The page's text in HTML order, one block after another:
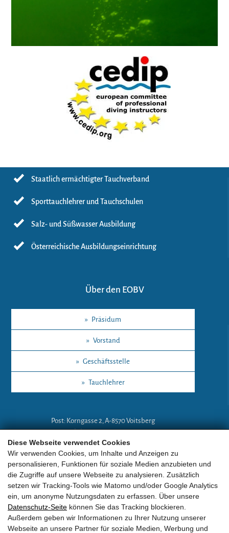
Diese Webseite verwendet Cookies
Wir verwenden Cookies, um Inhalte und Anzeigen zu
personalisieren, Funktionen für soziale Medien anzubieten und
die Zugriffe auf unsere Webseite zu analysieren. Zusätzlich
setzen wir Tracking-Tools wie Matomo und/oder Google Analytics
ein, um anonyme Nutzungsdaten zu erfassen. Über unsere
Datenschutz-Seite können Sie das Tracking blockieren.
Außerdem geben wir Informationen zu Ihrer Nutzung unserer
Webseite an unsere Partner für soziale Medien, Werbung und
Jahreshauptversammlung
Staatlich ermächtigter Tauchverband
Sporttauchlehrer und Tauchschulen
Salz- und Süßwasser Ausbildung
Österreichische Ausbildungseinrichtung
Über den EOBV
» Präsidum
» Vorstand
» Geschäftsstelle
» Tauchlehrer
Post: Korngasse 2, A-8570 Voitsberg
Mobil: +43 (0)664 18 67 394
E-Mail: lg-a@eobv.eu
Weitere Links
» ARGE Tauchen